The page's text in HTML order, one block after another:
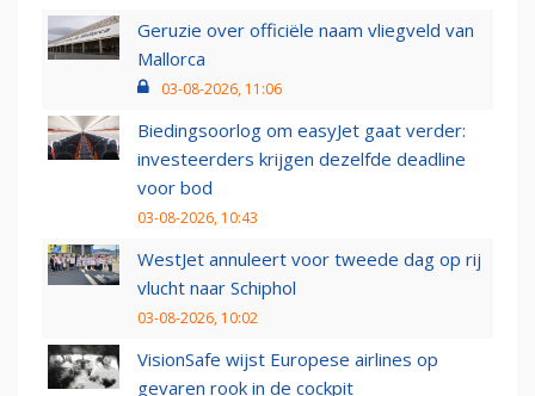
Geruzie over officiële naam vliegveld van
Mallorca
03-08-2026, 11:06
Biedingsoorlog om easyJet gaat verder:
investeerders krijgen dezelfde deadline
voor bod
03-08-2026, 10:43
WestJet annuleert voor tweede dag op rij
vlucht naar Schiphol
03-08-2026, 10:02
VisionSafe wijst Europese airlines op
gevaren rook in de cockpit